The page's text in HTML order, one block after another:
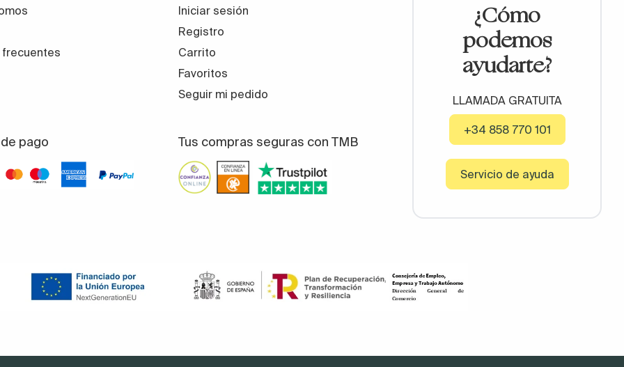
pago
Iniciar sesión
Registro
Carrito
Favoritos
Seguir mi pedido
Tus compras seguras con TMB
¿Cómo
podemos
ayudarte?
LLAMADA GRATUITA
+34 858 770 101
Servicio de ayuda